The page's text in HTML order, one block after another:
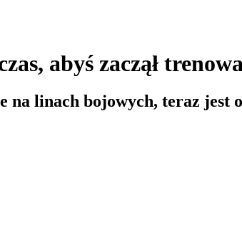
abyś zaczął
na linach bojowych, teraz jest